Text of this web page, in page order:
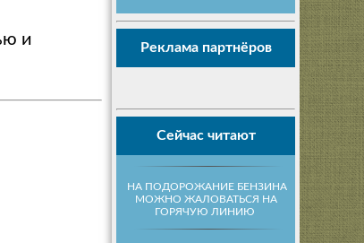
Реклама партнёров
Сейчас читают
НА ПОДОРОЖАНИЕ БЕНЗИНА
МОЖНО ЖАЛОВАТЬСЯ НА
ГОРЯЧУЮ ЛИНИЮ
и